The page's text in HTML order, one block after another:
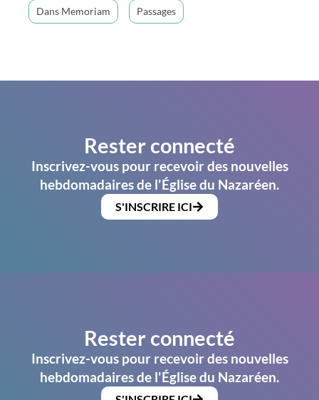
Dans Memoriam Passages
Rester connecté
Inscrivez-vous pour recevoir des nouvelles
hebdomadaires de l'Église du Nazaréen.
S'INSCRIRE ICI
Rester connecté
Inscrivez-vous pour recevoir des nouvelles
hebdomadaires de l'Église du Nazaréen.